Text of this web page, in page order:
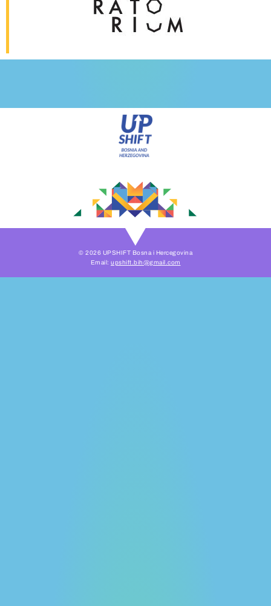
© 2026 UPSHIFT Bosna i Hercegovina
Email: upshift.bih@gmail.com